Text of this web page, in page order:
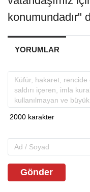
konumundadır"
YORUMLAR
Gönder